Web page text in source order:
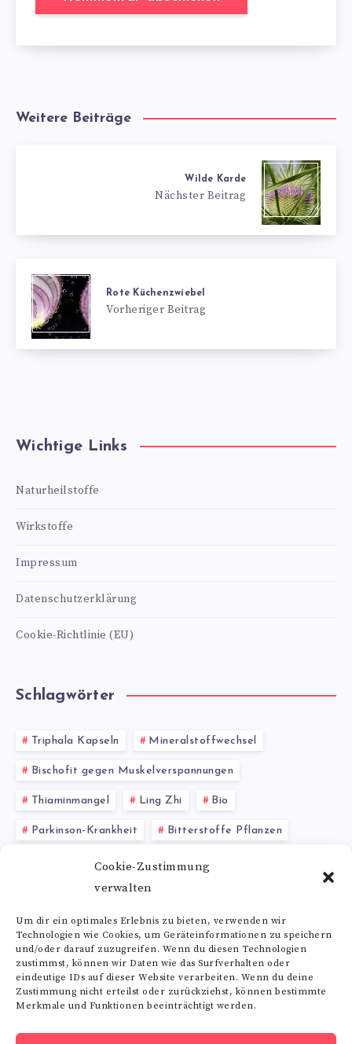
Cookie-Zustimmung
verwalten
Um dir ein optimales Erlebnis zu bieten, verwenden wir
Technologien wie Cookies, um Geräteinformationen zu speichern
und/oder darauf zuzugreifen. Wenn du diesen Technologien
zustimmst, können wir Daten wie das Surfverhalten oder
eindeutige IDs auf dieser Website verarbeiten. Wenn du deine
Zustimmung nicht erteilst oder zurückziehst, können bestimmte
Merkmale und Funktionen beeinträchtigt werden.
Weitere Beiträge
Wilde Karde
Nächster Beitrag
Rote Küchenzwiebel
Vorheriger Beitrag
Wichtige Links
Naturheilstoffe
Wirkstoffe
Impressum
Datenschutzerklärung
Cookie-Richtlinie (EU)
Schlagwörter
Triphala Kapseln Mineralstoffwechsel
Bischofit gegen Muskelverspannungen
Thiaminmangel Ling Zhi Bio
Parkinson-Krankheit Bitterstoffe Pflanzen
Hormonersatztherapie
Ganoderma lucidum Anwendung
Alle Schlagwörter